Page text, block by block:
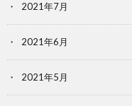
2021年7月
2021年6月
2021年5月